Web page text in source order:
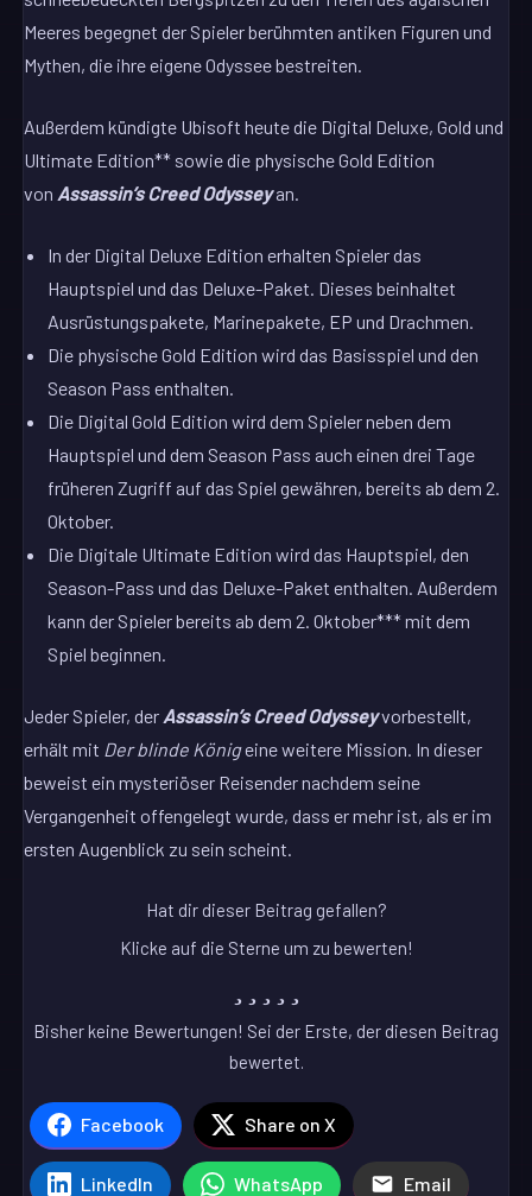
Meeres begegnet der Spieler berühmten antiken Figuren und
Mythen, die ihre eigene Odyssee bestreiten.
Außerdem kündigte Ubisoft heute die Digital Deluxe, Gold und
Ultimate Edition** sowie die physische Gold Edition
von Assassin’s Creed Odysseyan.
In der Digital Deluxe Edition erhalten Spieler das
Hauptspiel und das Deluxe-Paket. Dieses beinhaltet
Ausrüstungspakete, Marinepakete, EP und Drachmen.
Die physische Gold Edition wird das Basisspiel und den
Season Pass enthalten.
Die Digital Gold Edition wird dem Spieler neben dem
Hauptspiel und dem Season Pass auch einen drei Tage
früheren Zugriff auf das Spiel gewähren, bereits ab dem 2.
Oktober.
Die Digitale Ultimate Edition wird das Hauptspiel, den
Season-Pass und das Deluxe-Paket enthalten. Außerdem
kann der Spieler bereits ab dem 2. Oktober*** mit dem
Spiel beginnen.
Jeder Spieler, der Assassin’s Creed Odysseyvorbestellt,
erhält mit Der blinde Königeine weitere Mission. In dieser
beweist ein mysteriöser Reisender nachdem seine
Vergangenheit offengelegt wurde, dass er mehr ist, als er im
ersten Augenblick zu sein scheint.
Hat dir dieser Beitrag gefallen?
Klicke auf die Sterne um zu bewerten!
Bisher keine Bewertungen! Sei der Erste, der diesen Beitrag
bewertet.
Facebook Share on X
LinkedIn WhatsApp Email